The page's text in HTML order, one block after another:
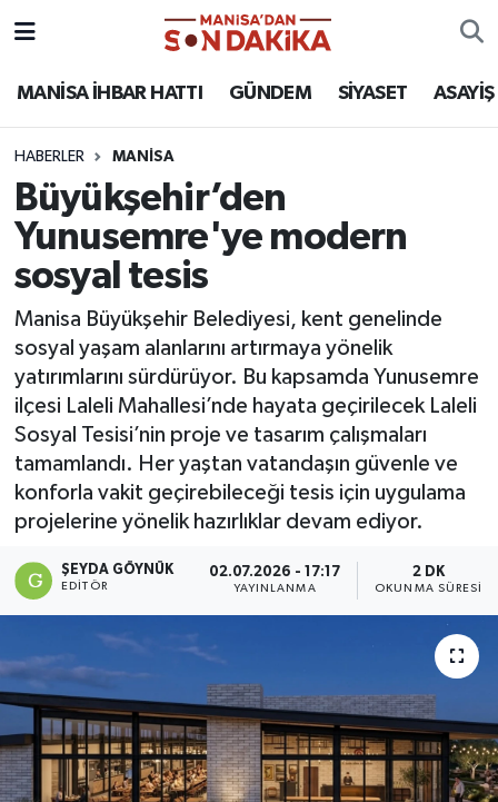
MANİSA İHBAR HATTI GÜNDEM SİYASET ASAYİŞ
HABERLER MANİSA
Büyükşehir’den
Yunusemre'ye modern
sosyal tesis
Manisa Büyükşehir Belediyesi, kent genelinde
sosyal yaşam alanlarını artırmaya yönelik
yatırımlarını sürdürüyor. Bu kapsamda Yunusemre
ilçesi Laleli Mahallesi’nde hayata geçirilecek Laleli
Sosyal Tesisi’nin proje ve tasarım çalışmaları
tamamlandı. Her yaştan vatandaşın güvenle ve
konforla vakit geçirebileceği tesis için uygulama
projelerine yönelik hazırlıklar devam ediyor.
ŞEYDA GÖYNÜK
EDITÖR
02.07.2026 - 17:17
YAYINLANMA
2 DK
OKUNMA SÜRESI
ASAYİŞ
KÜLTÜR-SANAT
MAGAZİN
MANİSA'DA TRAFİK
SİYASET
SPOR
YAŞAM
GİZLİLİK SÖZLEŞMESİ
İLETİŞİM
Hava Durumu
Puan Durumu ve Fikstür
Tüm Manşetler
Son Dakika Haberleri
Haber Arşivi